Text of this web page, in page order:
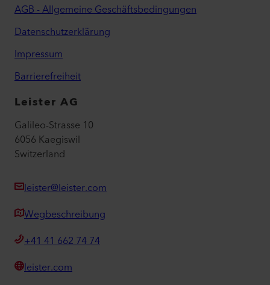
AGB - Allgemeine Geschäftsbedingungen
Datenschutzerklärung
Impressum
Barrierefreiheit
Leister AG
Galileo-Strasse 10
6056 Kaegiswil
Switzerland
leister@leister.com
Wegbeschreibung
+41 41 662 74 74
leister.com